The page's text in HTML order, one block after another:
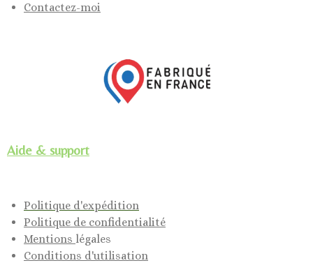
Contactez-moi
Aide & support
Politique d'expédition
Politique de confidentialité
Mentions légales
Conditions d'utilisation